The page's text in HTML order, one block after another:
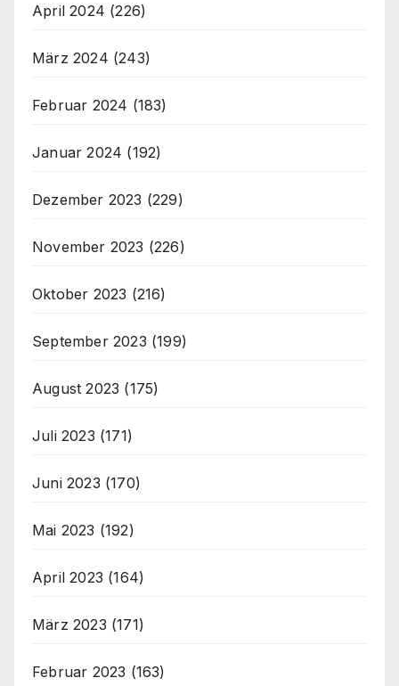
April 2024 (226)
März 2024 (243)
Februar 2024 (183)
Januar 2024 (192)
Dezember 2023 (229)
November 2023 (226)
Oktober 2023 (216)
September 2023 (199)
August 2023 (175)
Juli 2023 (171)
Juni 2023 (170)
Mai 2023 (192)
April 2023 (164)
März 2023 (171)
Februar 2023 (163)